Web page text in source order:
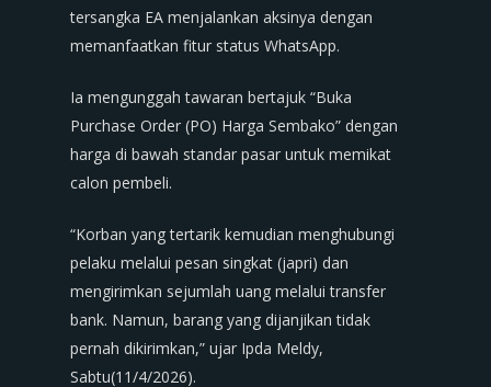
tersangka EA menjalankan aksinya dengan
memanfaatkan fitur status WhatsApp.
Ia mengunggah tawaran bertajuk “Buka
Purchase Order (PO) Harga Sembako” dengan
harga di bawah standar pasar untuk memikat
calon pembeli.
“Korban yang tertarik kemudian menghubungi
pelaku melalui pesan singkat (japri) dan
mengirimkan sejumlah uang melalui transfer
bank. Namun, barang yang dijanjikan tidak
pernah dikirimkan,” ujar Ipda Meldy,
Sabtu(11/4/2026).